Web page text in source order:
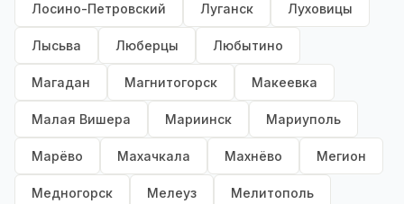
Лосино-Петровский Луганск Луховицы
Лысьва Люберцы Любытино
Магадан Магнитогорск Макеевка
Малая Вишера Мариинск Мариуполь
Марёво Махачкала Махнёво Мегион
Медногорск Мелеуз Мелитополь